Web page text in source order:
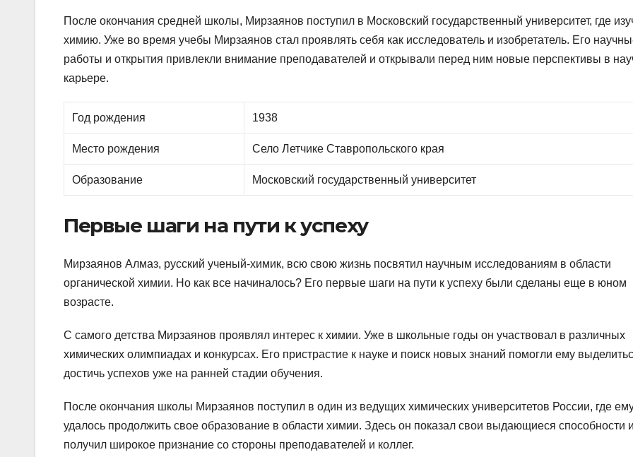
После окончания средней школы, Мирзаянов поступил в Московский государственный университет, где
химию. Уже во время учебы Мирзаянов стал проявлять себя как исследователь и изобретатель. Его
работы и открытия привлекли внимание преподавателей и открывали перед ним новые перспективы в
карьере.
Год рождения 1938
Место рождения Село Летчике Ставропольского края
Образование Московский государственный университет
Первые шаги на пути к успеху
Мирзаянов Алмаз, русский ученый-химик, всю свою жизнь посвятил научным исследованиям в области
органической химии. Но как все начиналось? Его первые шаги на пути к успеху были сделаны еще в юном
возрасте.
С самого детства Мирзаянов проявлял интерес к химии. Уже в школьные годы он участвовал в различных
химических олимпиадах и конкурсах. Его пристрастие к науке и поиск новых знаний помогли ему
достичь успехов уже на ранней стадии обучения.
После окончания школы Мирзаянов поступил в один из ведущих химических университетов России, где
удалось продолжить свое образование в области химии. Здесь он показал свои выдающиеся способности и
получил широкое признание со стороны преподавателей и коллег.